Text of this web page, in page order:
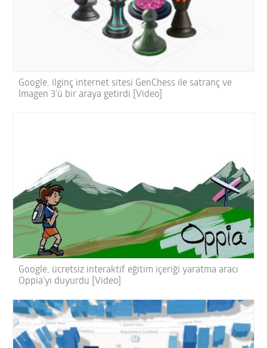
Google, ilginç internet sitesi GenChess ile satranç ve
Imagen 3’ü bir araya getirdi [Video]
Google, ücretsiz interaktif eğitim içeriği yaratma aracı
Oppia’yı duyurdu [Video]